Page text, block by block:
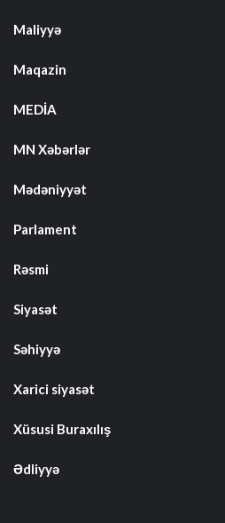
Maliyyə
Maqazin
MEDİA
MN Xəbərlər
Mədəniyyət
Parlament
Rəsmi
Siyasət
Səhiyyə
Xarici siyasət
Xüsusi Buraxılış
Ədliyyə